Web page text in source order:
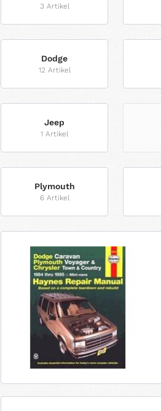
3 Artikel
Dodge
12 Artikel
Jeep
1 Artikel
Plymouth
6 Artikel